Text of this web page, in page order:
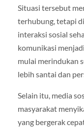
Situasi tersebut
terhubung, tetapi
interaksi sosial
komunikasi
mulai merindukan
lebih santai dan
Selain itu, media
masyarakat
yang bergerak